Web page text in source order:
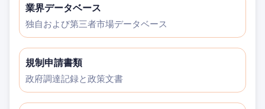
業界データベース
独自および第三者市場データベース
規制申請書類
政府調達記録と政策文書